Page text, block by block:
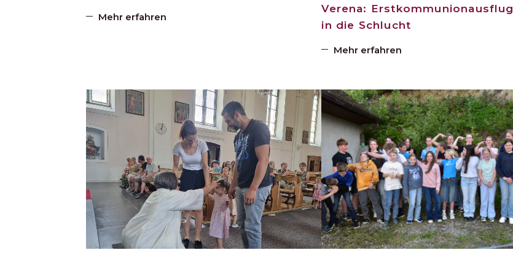
Mehr erfahren
Verena: Erstkommunionausflug
in die Schlucht
Mehr erfahren